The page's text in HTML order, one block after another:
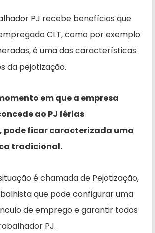
PJ recebe benefícios que
CLT, como por exemplo
é uma das características
da pejotização.
em que a empresa
ao PJ férias
pode ficar caracterizada uma
tradicional.
é chamada de Pejotização,
que pode configurar uma
de emprego e garantir todos
PJ.